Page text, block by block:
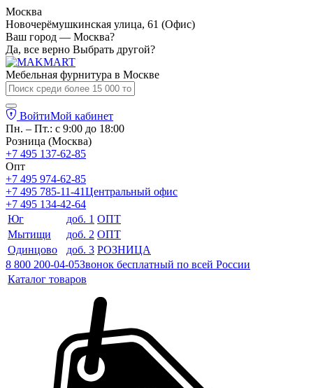
Москва
Новочерёмушкинская улица, 61 (Офис)
Ваш город — Москва?
Да, все верно Выбрать другой?
Мебельная фурнитура в Москве
ВойтиМой кабинет
Пн. – Пт.: с 9:00 до 18:00
Розница (Москва)
+7 495 137-62-85
Опт
+7 495 974-62-85
+7 495 785-11-41Центральный офис
+7 495 134-42-64
Юг
доб. 1 ОПТ
Мытищи
доб. 2 ОПТ
Одинцово
доб. 3 РОЗНИЦА
8 800 200-04-05Звонок бесплатный по всей России
Каталог товаров